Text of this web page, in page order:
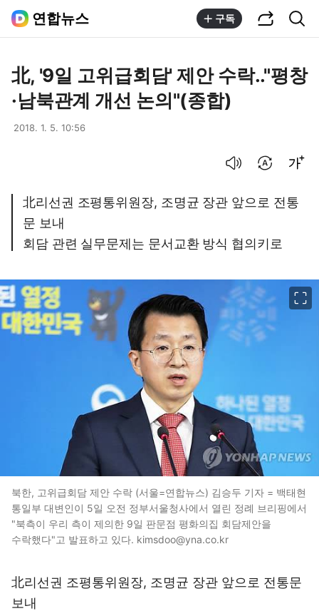
연합뉴스 구독
北, '9일 고위급회담' 제안 수락.."평창
·남북관계 개선 논의"(종합)
2018. 1. 5. 10:56
北리선권 조평통위원장, 조명균 장관 앞으로 전통
문 보내
회담 관련 실무문제는 문서교환 방식 협의키로
북한, 고위급회담 제안 수락 (서울=연합뉴스) 김승두 기자 = 백태현
통일부 대변인이 5일 오전 정부서울청사에서 열린 정례 브리핑에서
"북측이 우리 측이 제의한 9일 판문점 평화의집 회담제안을
수락했다"고 발표하고 있다. kimsdoo@yna.co.kr
北리선권 조평통위원장, 조명균 장관 앞으로 전통문
보내